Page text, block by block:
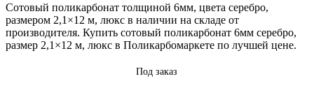
Сотовый поликарбонат толщиной 6мм, цвета серебро,
размером 2,1×12 м, люкс в наличии на складе от
производителя. Купить сотовый поликарбонат 6мм серебро,
размер 2,1×12 м, люкс в Поликарбомаркете по лучшей цене.
Под заказ